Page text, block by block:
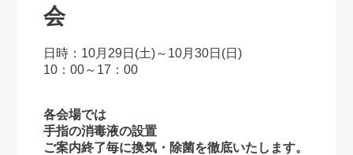
会
日時：10月29日(土)～10月30日(日)
10：00～17：00
各会場では
手指の消毒液の設置
ご案内終了毎に換気・除菌を徹底いたします。